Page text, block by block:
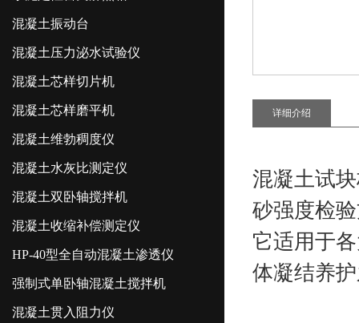
详细介绍
混凝土试
砂强度检
它适用于
体凝结养
混凝土振动台
混凝土压力泌水试验仪
混凝土芯样切片机
混凝土芯样磨平机
混凝土维勃稠度仪
混凝土水灰比测定仪
混凝土双卧轴搅拌机
混凝土收缩补偿测定仪
HP-40型全自动混凝土渗透仪
强制式单卧轴混凝土搅拌机
混凝土贯入阻力仪